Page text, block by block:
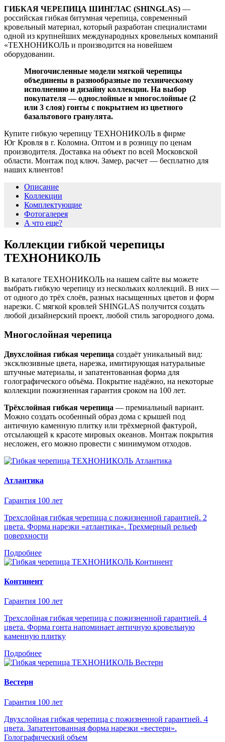
ГИБКАЯ ЧЕРЕПИЦА ШИНГЛАС (SHINGLAS) —
российская гибкая битумная черепица, современный
кровельный материал, который разработан специалистами
одной из крупнейших международных кровельных компаний
«ТЕХНОНИКОЛЬ и производится на новейшем
оборудовании.
Многочисленные модели мягкой черепицы
объединены в разнообразные по техническому
исполнению и дизайну коллекции. На выбор
покупателя — однослойные и многослойные (2
или 3 слоя) гонты с покрытием из цветного
базальтового гранулята.
Купите гибкую черепицу ТЕХНОНИКОЛЬ в фирме
Юг Кровля в г. Коломна. Оптом и в розницу по ценам
производителя. Доставка на объект по всей Московской
области. Монтаж под ключ. Замер, расчет — бесплатно для
наших клиентов!
Описание
Коллекции
Комплектующие
Фотогалерея
А что еще?
Коллекции гибкой черепицы
ТЕХНОНИКОЛЬ
В каталоге ТЕХНОНИКОЛЬ на нашем сайте вы можете
выбрать гибкую черепицу из нескольких коллекций. В них —
от одного до трёх слоёв, разных насыщенных цветов и форм
нарезки. С мягкой кровлей SHINGLAS получится создать
любой дизайнерский проект, любой стиль загородного дома.
Многослойная черепица
Двухслойная гибкая черепица создаёт уникальный вид:
эксклюзивные цвета, нарезка, имитирующая натуральные
штучные материалы, и запатентованная форма для
голографического объёма. Покрытие надёжно, на некоторые
коллекции пожизненная гарантия сроком на 100 лет.
Трёхслойная гибкая черепица — премиальный вариант.
Можно создать особенный образ дома с крышей под
античную каменную плитку или трёхмерной фактурой,
отсылающей к красоте мировых океанов. Монтаж покрытия
несложен, его можно провести с минимумом отходов.
Атлантика
Гарантия 100 лет
Трехслойная гибкая черепица с пожизненной гарантией. 2
цвета. Форма нарезки «атлантика». Трехмерный рельеф
поверхности
Подробнее
Континент
Гарантия 100 лет
Трехслойная гибкая черепица с пожизненной гарантией. 4
цвета. Форма гонта напоминает античную кровельную
каменную плитку
Подробнее
Вестерн
Гарантия 100 лет
Двухслойная гибкая черепица с пожизненной гарантией. 4
цвета. Запатентованная форма нарезки «вестерн».
Голографический объем